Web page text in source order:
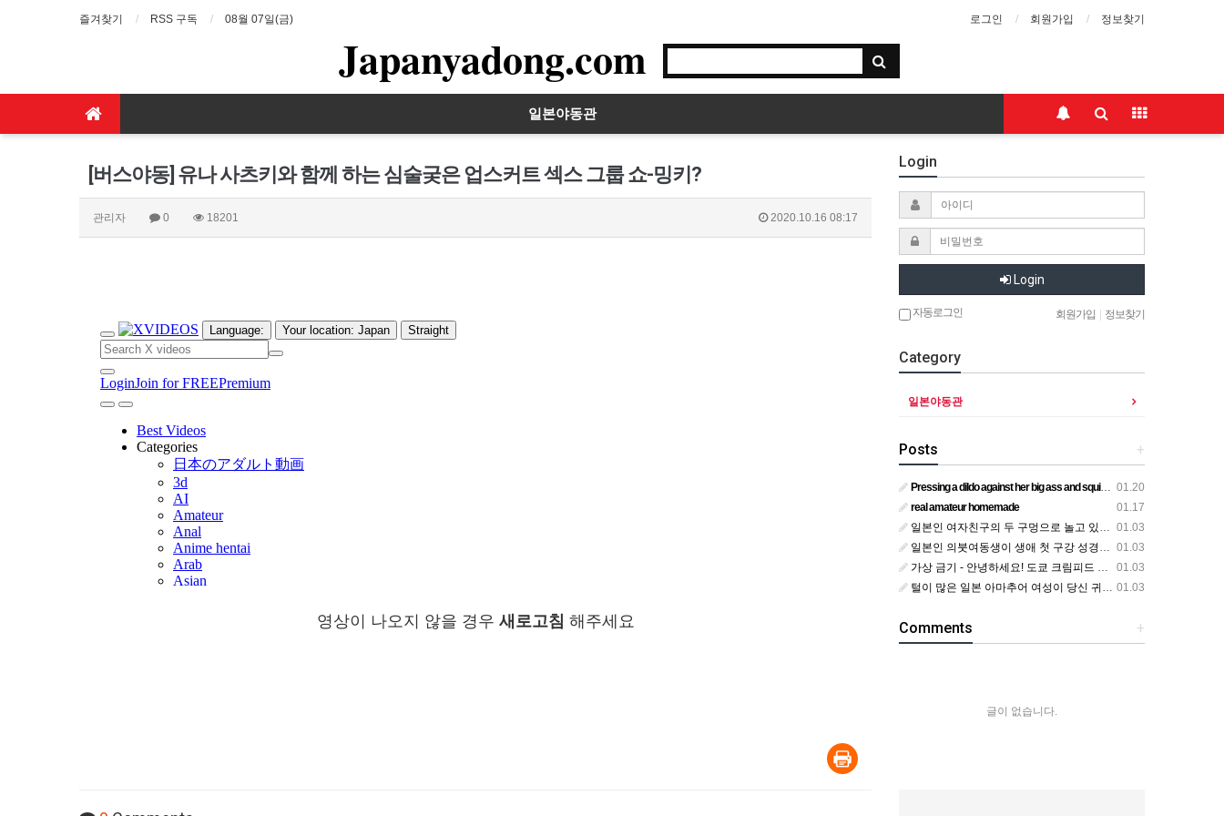
즐겨찾기 RSS 구독 08월 07일(금) 로그인 회원가입 정보찾기
Japanyadong.com
일본야동관
[버스야동] 유나 사츠키와 함께 하는 심술궂은 업스커트 섹스 그룹 쇼-밍키?
관리자 0 18201 2020.10.16 08:17
영상이 나오지 않을 경우 새로고침 해주세요
Login
Login
자동로그인 회원가입 정보찾기
Category
일본야동관
+
Posts
01.20
Pressing a dildo against her big ass and squirting from below
01.17
real amateur homemade
01.03
일본인 여자친구의 두 구멍으로 놀고 있어요
01.03
일본인 의붓여동생이 생애 첫 구강 성경험을 공개하다
01.03
가상 금기 - 안녕하세요! 도쿄 크림피드 시엘에서
01.03
털이 많은 일본 아마추어 여성이 당신 귀에 대고 신음하며 자위합니다. 그녀가 오르가즘에 도달하는 모습을 보세요?
+
Comments
글이 없습니다.